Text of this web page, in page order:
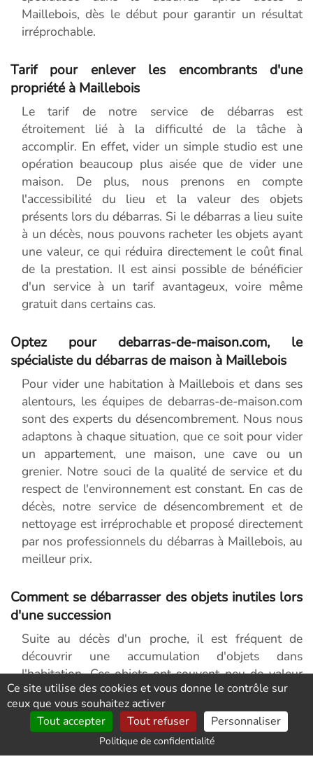
Maillebois, dès le début pour garantir un résultat
irréprochable.
Tarif pour enlever les encombrants d'une
propriété à Maillebois
Le tarif de notre service de débarras est
étroitement lié à la difficulté de la tâche à
accomplir. En effet, vider un simple studio est une
opération beaucoup plus aisée que de vider une
maison. De plus, nous prenons en compte
l'accessibilité du lieu et la valeur des objets
présents lors du débarras. Si le débarras a lieu suite
à un décès, nous pouvons racheter les objets ayant
une valeur, ce qui réduira directement le coût final
de la prestation. Il est ainsi possible de bénéficier
d'un service à un tarif avantageux, voire même
gratuit dans certains cas.
Optez pour debarras-de-maison.com, le
spécialiste du débarras de maison à Maillebois
Pour vider une habitation à Maillebois et dans ses
alentours, les équipes de debarras-de-maison.com
sont des experts du désencombrement. Nous nous
adaptons à chaque situation, que ce soit pour vider
un appartement, une maison, une cave ou un
grenier. Notre souci de la qualité de service et du
respect de l'environnement est constant. En cas de
décès, notre service de désencombrement et de
nettoyage est irréprochable et proposé directement
par nos professionnels du débarras à Maillebois, au
meilleur prix.
Comment se débarrasser des objets inutiles lors
d'une succession
Suite au décès d'un proche, il est fréquent de
découvrir une accumulation d'objets dans
l'habitation. Ces objets ont souvent peu de valeur
pour les héritiers, qui souhaitent s'en débarrasser
rapidement. Dans ce contexte, notre entreprise,
spécialisée dans le débarras de succession, peut
intervenir pour retirer les objets sans valeur
nominale, et les envoyer soit à des associations
Ce site utilise des cookies et vous donne le contrôle sur
ceux que vous souhaitez activer
Tout accepter
Tout refuser Personnaliser
Politique de confidentialité